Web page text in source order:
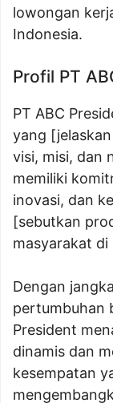
lowongan
Indonesia.
Profil PT
PT ABC
yang
visi, misi, dan
memiliki
inovasi, dan
[sebutkan
masyarakat di
Dengan
pertumbuhan
President
dinamis dan
kesempatan